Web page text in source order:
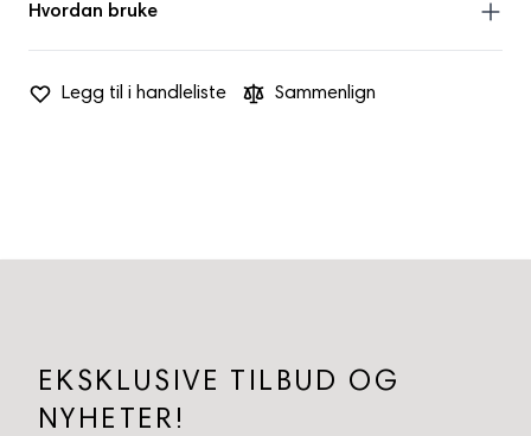
Praktiske oppbevaringsløsninger.
Skaper profesjonell arbeidsstasjon.
Enkel å rengjøre og vedlikeholde.
Hvordan bruke
Legg til i handleliste Sammenlign
EKSKLUSIVE TILBUD OG
NYHETER!